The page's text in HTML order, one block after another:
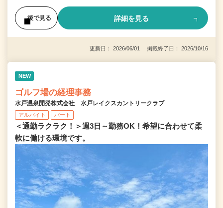
後で見る 詳細を見る
更新日： 2026/06/01 掲載終了日： 2026/10/16
NEW
ゴルフ場の経理事務
水戸温泉開発株式会社 水戸レイクスカントリークラブ
アルバイト パート
＜通勤ラクラク！＞週3日～勤務OK！希望に合わせて柔
軟に働ける環境です。